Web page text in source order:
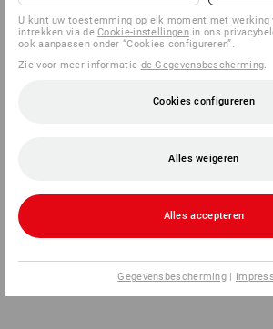
U kunt uw toestemming op elk moment met werking
intrekken via deCookie-instellingenin ons
ook aanpassen onder “Cookies configureren”.
Zie voor meer informatie de Gegevensbescherming.
Cookies configureren
Alles weigeren
Alles accepteren
Gegevensbescherming |